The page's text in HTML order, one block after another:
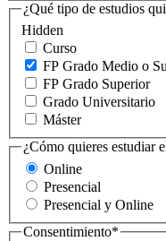
Hidden
¿Qué tipo de estudios
Curso
FP Grado Medio o
FP Grado Superior
Grado Universitario
Máster
¿Cómo quieres estudiar
Online
Presencial
Presencial y Online
Consentimiento*